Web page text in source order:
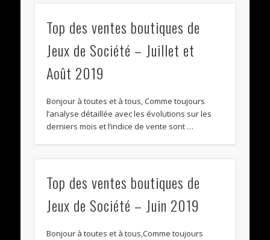
Top des ventes boutiques de
Jeux de Société – Juillet et
Août 2019
Bonjour à toutes et à tous, Comme toujours
l’analyse détaillée avec les évolutions sur les
derniers mois et l’indice de vente sont …
Top des ventes boutiques de
Jeux de Société – Juin 2019
Bonjour à toutes et à tous,Comme toujours